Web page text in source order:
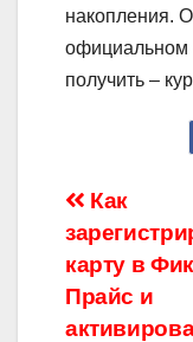
накопления.
официальном
получить –
по
Как
карту в
Прайс и